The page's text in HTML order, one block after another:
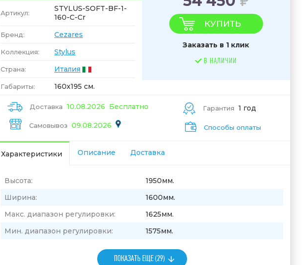
Артикул:
STYLUS-SOFT-BF-1-
160-C-Cr
Бренд: Cezares
Коллекция: Stylus
Страна: Италия
Габариты: 160x195 см.
КУПИТЬ
Заказать в 1 клик
В НАЛИЧИИ
Доставка 10.08.2026 Бесплатно
Самовывоз 09.08.2026
Гарантия 1 год
Способы оплаты
Характеристики Описание Доставка
Высота:
1950мм.
Ширина:
1600мм.
Макс. диапазон регулировки:
1625мм.
Мин. диапазон регулировки:
1575мм.
ПОКАЗАТЬ ЕЩЕ (29)